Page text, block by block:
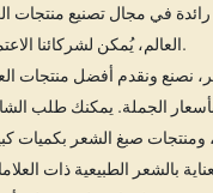
رائدة في مجال تصنيع منتجات
العالم، يُمكن لشركائنا الاعتماد على خدماتنا المتكاملة.
نصنع ونقدم أفضل منتجات
الجملة. يمكنك طلب
ومنتجات صبغ الشعر بكميات
بالشعر الطبيعية ذات